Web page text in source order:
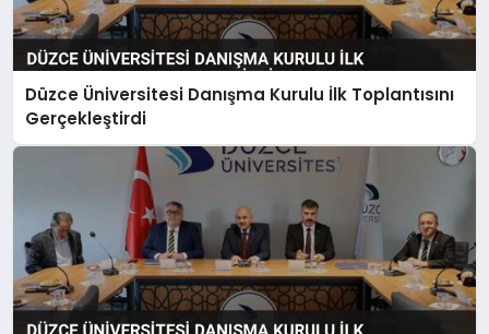
Düzce Üniversitesi Danışma Kurulu İlk Toplantısını
Gerçekleştirdi